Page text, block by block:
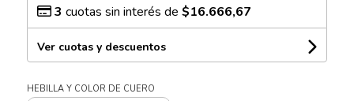
3 cuotas sin interés de $16.666,67
Ver cuotas y descuentos
HEBILLA Y COLOR DE CUERO